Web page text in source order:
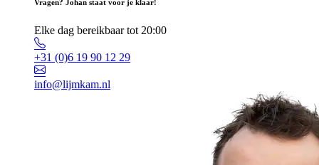
Vragen? Johan staat voor je klaar!
Elke dag bereikbaar tot 20:00
+31 (0)6 19 90 12 29
info@lijmkam.nl